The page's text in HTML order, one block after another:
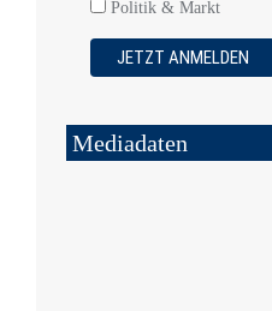
Politik & Markt
Mediadaten